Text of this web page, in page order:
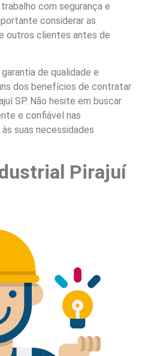
com segurança e
considerar as
outros clientes antes de
de qualidade e
dos benefícios de contratar
SP. Não hesite em buscar
e confiável nas
suas necessidades
Pirajuí